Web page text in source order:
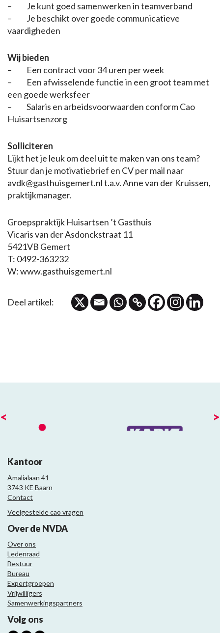
– Je kunt goed samenwerken in teamverband
– Je beschikt over goede communicatieve
vaardigheden
Wij bieden
– Een contract voor 34 uren per week
– Een afwisselende functie in een groot team met
een goede werksfeer
– Salaris en arbeidsvoorwaarden conform Cao
Huisartsenzorg
Solliciteren
Lijkt het je leuk om deel uit te maken van ons team?
Stuur dan je motivatiebrief en CV per mail naar
avdk@gasthuisgemert.nl t.a.v. Anne van der Kruissen,
praktijkmanager.
Groepspraktijk Huisartsen ’t Gasthuis
Vicaris van der Asdonckstraat 11
5421VB Gemert
T: 0492-363232
W: www.gasthuisgemert.nl
Deel artikel:
< >
Kantoor
Amalialaan 41
3743 KE Baarn
Contact
Veelgestelde cao vragen
Over de NVDA
Over ons
Ledenraad
Bestuur
Bureau
Expertgroepen
Vrijwilligers
Samenwerkingspartners
Volg ons